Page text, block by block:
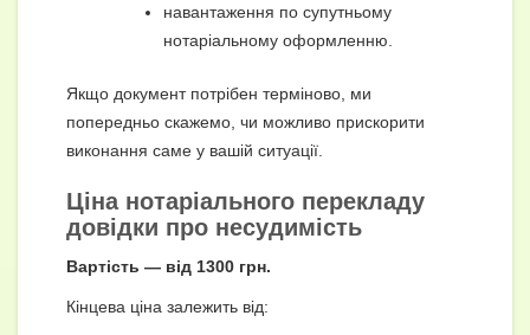
навантаження по супутньому
нотаріальному оформленню.
Якщо документ потрібен терміново, ми
попередньо скажемо, чи можливо прискорити
виконання саме у вашій ситуації.
Ціна нотаріального перекладу
довідки про несудимість
Вартість — від 1300 грн.
Кінцева ціна залежить від: